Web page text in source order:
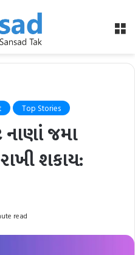
Top Stories
જમા
શકાય:
read